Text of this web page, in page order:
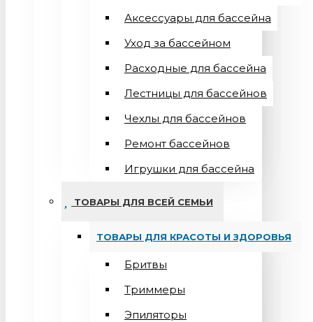
Аксессуары для бассейна
Уход за бассейном
Расходные для бассейна
Лестницы для бассейнов
Чехлы для бассейнов
Ремонт бассейнов
Игрушки для бассейна
ТОВАРЫ ДЛЯ ВСЕЙ СЕМЬИ
ТОВАРЫ ДЛЯ КРАСОТЫ И ЗДОРОВЬЯ
Бритвы
Триммеры
Эпиляторы